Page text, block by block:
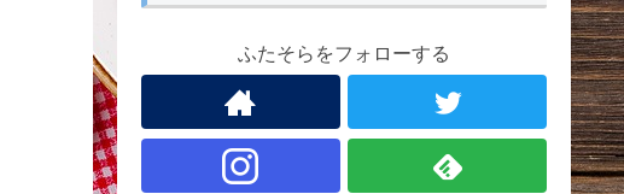
ふたそらをフォローする